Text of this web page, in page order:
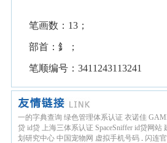
笔画数：13；
部首：釒；
笔顺编号：3411243113241
一的字典查询 绿色管理体系认证 衣诺佳
贷 id贷 上海三体系认证 SpaceSniffer id贷网站
划研究中心 中国宠物网 虚拟手机号码 . 闪连